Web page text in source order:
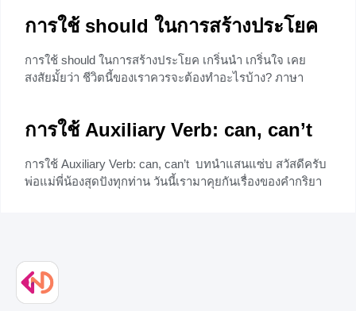
การใช้ should ในการสร้างประโยค
การใช้ should ในการสร้างประโยค เกริ่นนำ เกริ่นใจ เคย
สงสัยมั้ยว่า ชีวิตนี้ของเราควรจะต้องทำอะไรบ้าง? ภาษา
ทำหรือชักชวนเพื่อให้รู้จักมักคุ้นกับอะไรยังไงสักอย่างอย่างมี
ซึ่งเนื้อหาของเราในวันนี้ อย่างเรื่อง “ควร หรือ Should” ในโลก
ของภาษาอังกฤษกัน แก… เราควรไปทำผมใหม่ปะ? แก… เรา
การใช้ Auxiliary Verb: can, can’t
การใช้ Auxiliary Verb: can, can’t บทนำแสนแซ่บ สวัสดีครับ
พ่อแม่พี่น้องสุดปังทุกท่าน วันนี้เรามาคุยกันเรื่องของคำกริยา
ของเราเองก็มีอะไรแบบนั้นเหมือนกัน โดยเค้าใช้คำว่า Can
มาช่วย โดยเราจะเรียกคำกริยาช่วยเหลือนี้ว่า Auxiliary verb
หรือ